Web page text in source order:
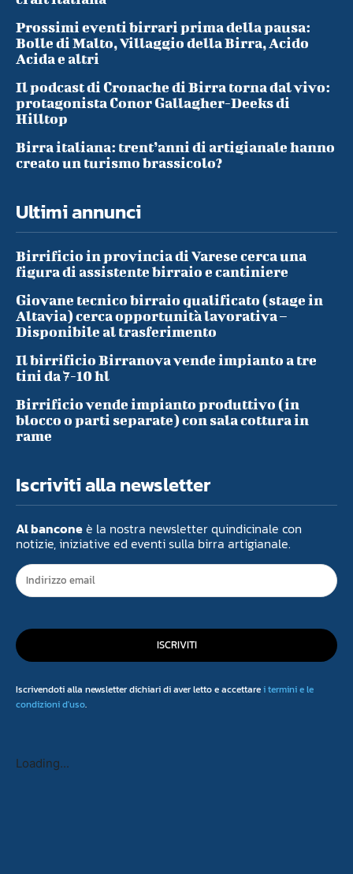
Prossimi eventi birrari prima della pausa:
Bolle di Malto, Villaggio della Birra, Acido
Acida e altri
Il podcast di Cronache di Birra torna dal vivo:
protagonista Conor Gallagher-Deeks di
Hilltop
Birra italiana: trent’anni di artigianale hanno
creato un turismo brassicolo?
Ultimi annunci
Birrificio in provincia di Varese cerca una
figura di assistente birraio e cantiniere
Giovane tecnico birraio qualificato (stage in
Altavia) cerca opportunità lavorativa –
Disponibile al trasferimento
Il birrificio Birranova vende impianto a tre
tini da 7-10 hl
Birrificio vende impianto produttivo (in
blocco o parti separate) con sala cottura in
rame
Iscriviti alla newsletter
Al banconeè la nostra newsletter quindicinale con
notizie, iniziative ed eventi sulla birra artigianale.
ISCRIVITI
Iscrivendoti alla newsletter dichiari di aver letto e accettarei termini e le
condizioni d'uso.
Loading...